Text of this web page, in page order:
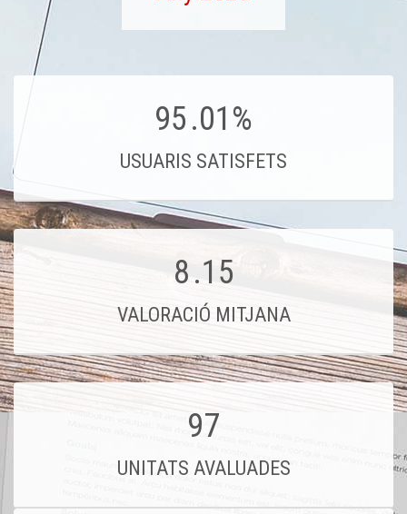
95.01%
USUARIS SATISFETS
8.15
VALORACIÓ MITJANA
97
UNITATS AVALUADES